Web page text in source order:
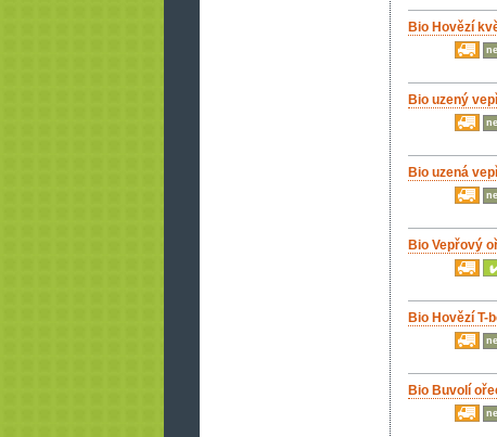
Bio Hovězí
Bio uzený
Bio uzená
Bio Vepřový
Bio Hovězí T-
Bio Buvolí